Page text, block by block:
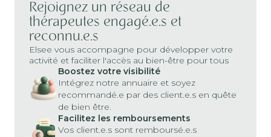
Rejoignez un réseau de
thérapeutes engagé.e.s et
reconnu.e.s
Elsee vous accompagne pour développer votre
activité et faciliter l'accès au bien-être pour tous
Boostez votre visibilité
Intégrez notre annuaire et soyez
recommandé.e par des client.e.s en quête
de bien être.
Facilitez les remboursements
Vos client.e.s sont remboursé.e.s